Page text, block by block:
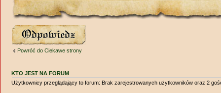
Wyślij odpowiedź
Powróć do Ciekawe strony
KTO JEST NA FORUM
Użytkownicy przeglądający to forum: Brak zarejestrowanych użytkowników oraz 2